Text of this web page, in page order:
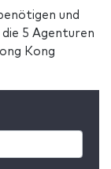
und
5 Agenturen
Kong